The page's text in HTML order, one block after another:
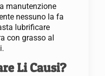
manutenzione
nessuno la fa
lubrificare
con grasso al
Li Causi?